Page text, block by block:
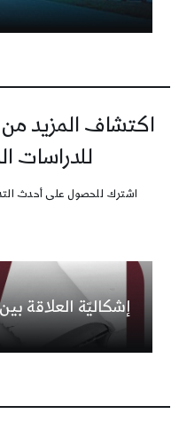
اكتشاف المزيد
للدراسات
اشترك للحصول على أحدث
إشكاليّة العلاقة